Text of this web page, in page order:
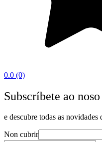
0.0 (0)
Subscríbete ao
e descubre todas as
Non cubrir